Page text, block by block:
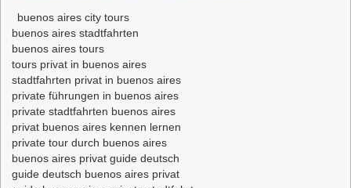
buenos aires city tours
buenos aires stadtfahrten
buenos aires tours
tours privat in buenos aires
stadtfahrten privat in buenos aires
private führungen in buenos aires
private stadtfahrten buenos aires
privat buenos aires kennen lernen
private tour durch buenos aires
buenos aires privat guide deutsch
guide deutsch buenos aires privat